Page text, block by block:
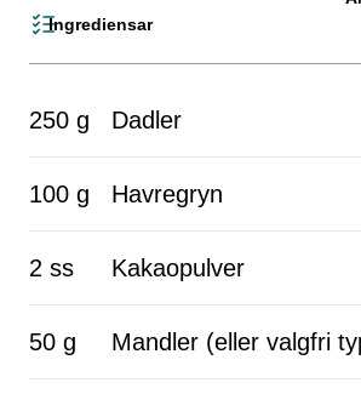
Ingrediensar
250 g Dadler
100 g Havregryn
2 ss Kakaopulver
50 g Mandler (eller valgfri